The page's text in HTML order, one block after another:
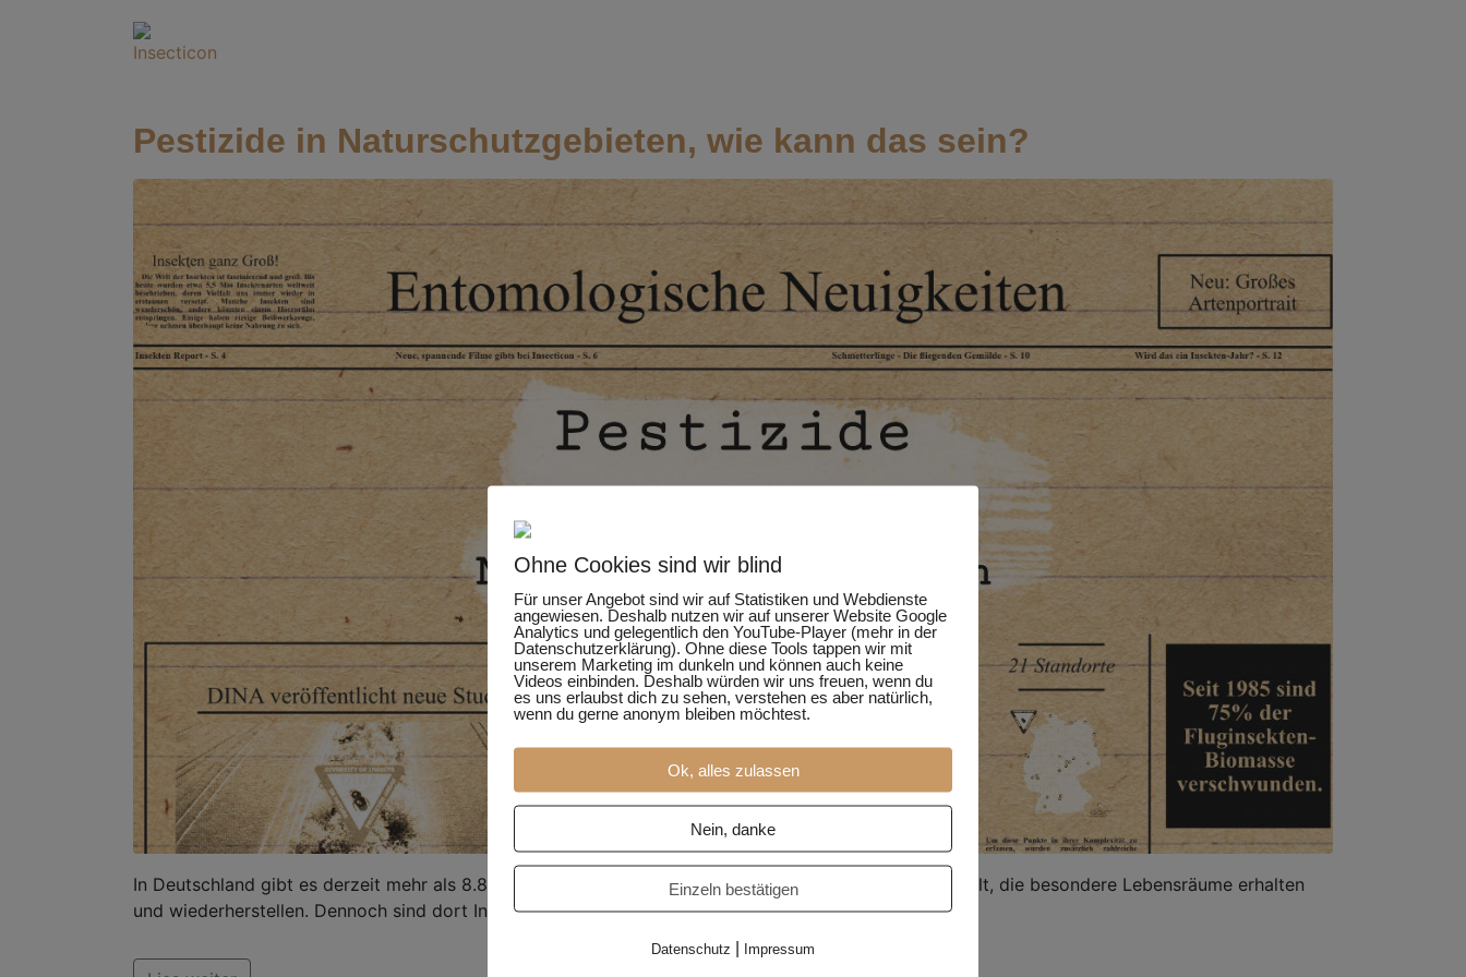
Pestizide in Naturschutzgebieten, wie kann das sein?
In Deutschland gibt es derzeit mehr als 8.800 Naturschutzgebiete. Sie gelten als Inseln der Artenvielfalt, die besondere Lebensräume erhalten
und wiederherstellen. Dennoch sind dort Insekten mit rund 16 Pestiziden belastet. Wie kann das sein?
Ohne Cookies sind wir blind
Für unser Angebot sind wir auf Statistiken und Webdienste
angewiesen. Deshalb nutzen wir auf unserer Website Google
Analytics und gelegentlich den YouTube-Player (mehr in der
Datenschutzerklärung). Ohne diese Tools tappen wir mit
unserem Marketing im dunkeln und können auch keine
Videos einbinden. Deshalb würden wir uns freuen, wenn du
es uns erlaubst dich zu sehen, verstehen es aber natürlich,
wenn du gerne anonym bleiben möchtest.
Ok, alles zulassen
Nein, danke
Einzeln bestätigen
Datenschutz Impressum